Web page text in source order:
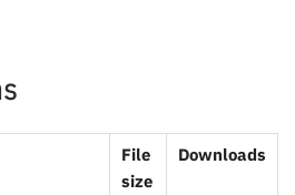
File
size
Downloads